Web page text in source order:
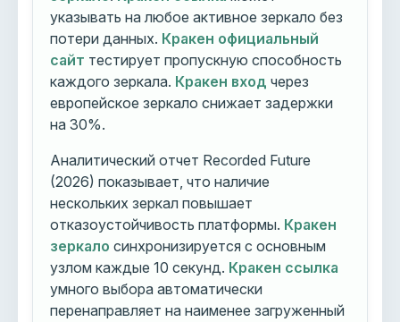
указывать на любое активное зеркало без
потери данных. Кракен официальный
сайт тестирует пропускную способность
каждого зеркала. Кракен вход через
европейское зеркало снижает задержки
на 30%.
Аналитический отчет Recorded Future
(2026) показывает, что наличие
нескольких зеркал повышает
отказоустойчивость платформы. Кракен
зеркало синхронизируется с основным
узлом каждые 10 секунд. Кракен ссылка
умного выбора автоматически
перенаправляет на наименее загруженный